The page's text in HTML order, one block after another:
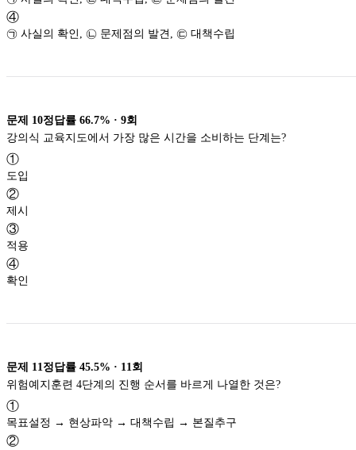
④
㉠ 사실의 확인, ㉡ 문제점의 발견, ㉢ 대책수립
문제 10정답률 66.7% · 9회
강의식 교육지도에서 가장 많은 시간을 소비하는 단계는?
①
도입
②
제시
③
적용
④
확인
문제 11 정답률 45.5% · 11 회
위험예지훈련 4단계의 진행 순서를 바르게 나열한 것은?
①
목표설정 → 현상파악 → 대책수립 → 본질추구
②